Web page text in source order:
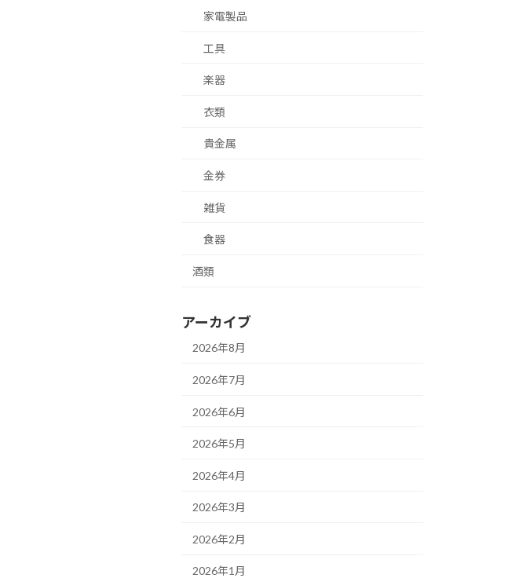
家電製品
工具
楽器
衣類
貴金属
金券
雑貨
食器
酒類
アーカイブ
2026年8月
2026年7月
2026年6月
2026年5月
2026年4月
2026年3月
2026年2月
2026年1月